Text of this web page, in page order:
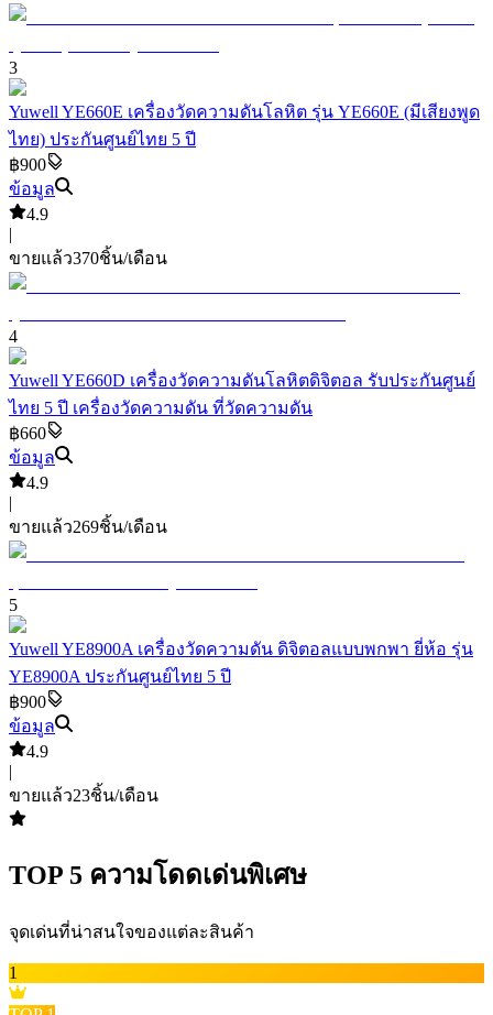
3
Yuwell YE660E เครื่องวัดความดันโลหิต รุ่น YE660E (มีเสียงพูด
ไทย) ประกันศูนย์ไทย 5 ปี
฿900
ข้อมูล
4.9
|
ขายแล้ว370ชิ้น/เดือน
4
Yuwell YE660D เครื่องวัดความดันโลหิตดิจิตอล รับประกันศูนย์
ไทย 5 ปี เครื่องวัดความดัน ที่วัดความดัน
฿660
ข้อมูล
4.9
|
ขายแล้ว269ชิ้น/เดือน
5
Yuwell YE8900A เครื่องวัดความดัน ดิจิตอลแบบพกพา ยี่ห้อ รุ่น
YE8900A ประกันศูนย์ไทย 5 ปี
฿900
ข้อมูล
4.9
|
ขายแล้ว23ชิ้น/เดือน
TOP 5 ความโดดเด่นพิเศษ
จุดเด่นที่น่าสนใจของแต่ละสินค้า
1